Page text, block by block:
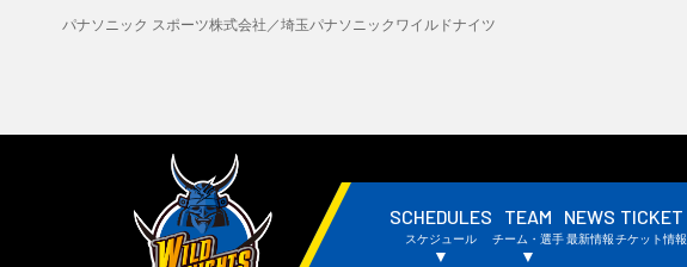
パナソニック スポーツ株式会社／埼玉パナソニックワイルドナイツ
SCHEDULES
スケジュール
▼
TEAM
チーム・選手
▼
NEWS
最新情報
TICKET
チケット情報
・試合日程・結果
・チームスケジュール
・選手情報
・スタッフ情報